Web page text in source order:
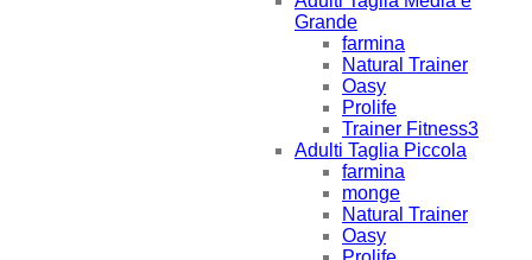
Grande
farmina
Natural Trainer
Oasy
Prolife
Trainer Fitness3
Adulti Taglia Piccola
farmina
monge
Natural Trainer
Oasy